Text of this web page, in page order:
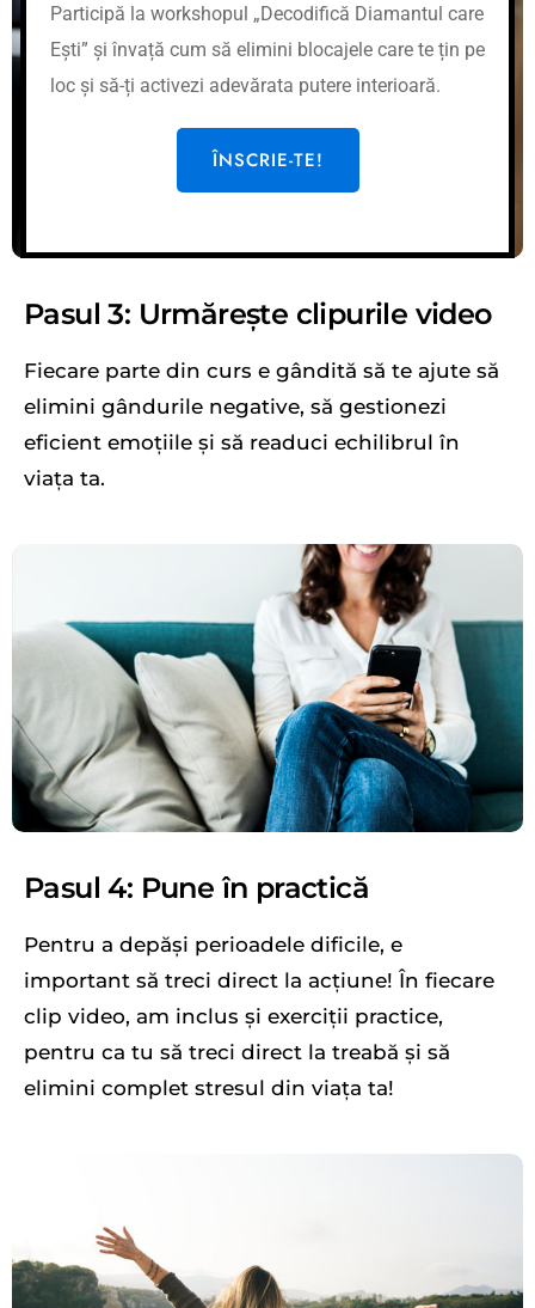
Pasul 3: Urmărește clipurile video
Fiecare parte din curs e gândită să te ajute să
elimini gândurile negative, să gestionezi
eficient emoțiile și să readuci echilibrul în
viața ta.
Pasul 4: Pune în practică
Pentru a depăși perioadele dificile, e
important să treci direct la acțiune! În fiecare
clip video, am inclus și exerciții practice,
pentru ca tu să treci direct la treabă și să
elimini complet stresul din viața ta!
Participă la workshopul „Decodifică Diamantul care
Ești” și învață cum să elimini blocajele care te țin pe
loc și să-ți activezi adevărata putere interioară.
ÎNSCRIE-TE!